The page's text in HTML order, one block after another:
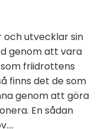
utvecklar sin
genom att vara
friidrottens
finns det de som
genom att göra
En sådan